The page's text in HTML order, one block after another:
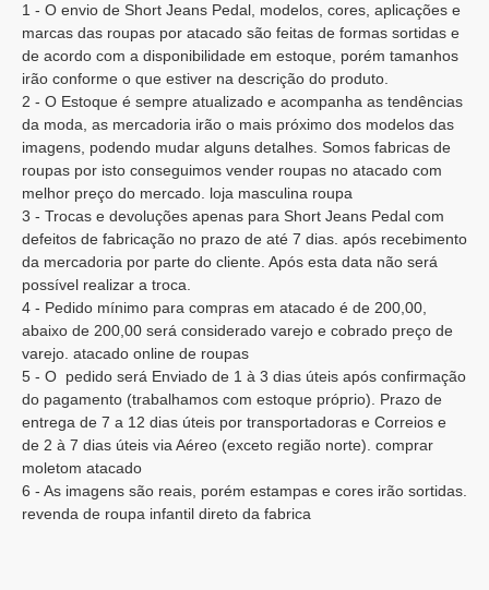
1 - O envio de Short Jeans Pedal, modelos, cores, aplicações e
marcas das roupas por atacado são feitas de formas sortidas e
de acordo com a disponibilidade em estoque, porém tamanhos
irão conforme o que estiver na descrição do produto.
2 - O Estoque é sempre atualizado e acompanha as tendências
da moda, as mercadoria irão o mais próximo dos modelos das
imagens, podendo mudar alguns detalhes. Somos fabricas de
roupas por isto conseguimos vender roupas no atacado com
melhor preço do mercado. loja masculina roupa
3 - Trocas e devoluções apenas para Short Jeans Pedal com
defeitos de fabricação no prazo de até 7 dias. após recebimento
da mercadoria por parte do cliente. Após esta data não será
possível realizar a troca.
4 - Pedido mínimo para compras em atacado é de 200,00,
abaixo de 200,00 será considerado varejo e cobrado preço de
varejo. atacado online de roupas
5 - O pedido será Enviado de 1 à 3 dias úteis após confirmação
do pagamento (trabalhamos com estoque próprio). Prazo de
entrega de 7 a 12 dias úteis por transportadoras e Correios e
de 2 à 7 dias úteis via Aéreo (exceto região norte). comprar
moletom atacado
6 - As imagens são reais, porém estampas e cores irão sortidas.
revenda de roupa infantil direto da fabrica